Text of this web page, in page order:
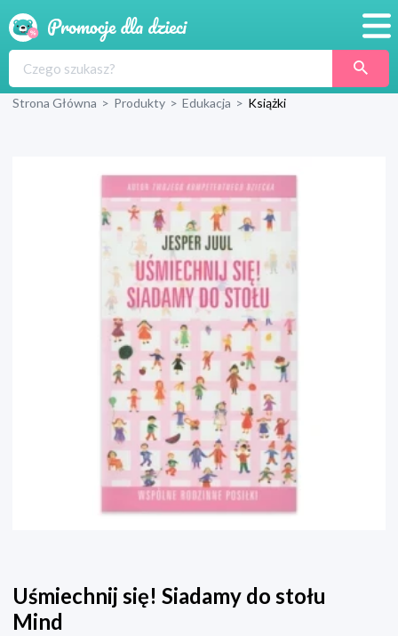
Produkty
Blog
Wyprawka
Strona Główna > Produkty > Edukacja > Książki
Uśmiechnij się! Siadamy do stołu
Mind